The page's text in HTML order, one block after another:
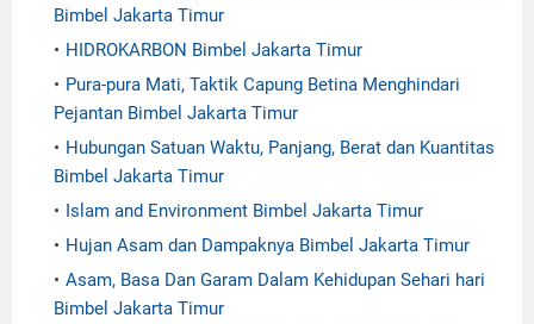
Bimbel Jakarta Timur
HIDROKARBON Bimbel Jakarta Timur
Pura-pura Mati, Taktik Capung Betina Menghindari
Pejantan Bimbel Jakarta Timur
Hubungan Satuan Waktu, Panjang, Berat dan Kuantitas
Bimbel Jakarta Timur
Islam and Environment Bimbel Jakarta Timur
Hujan Asam dan Dampaknya Bimbel Jakarta Timur
Asam, Basa Dan Garam Dalam Kehidupan Sehari hari
Bimbel Jakarta Timur